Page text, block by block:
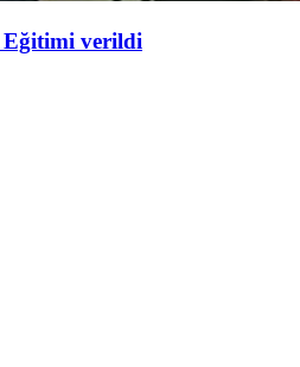
verildi